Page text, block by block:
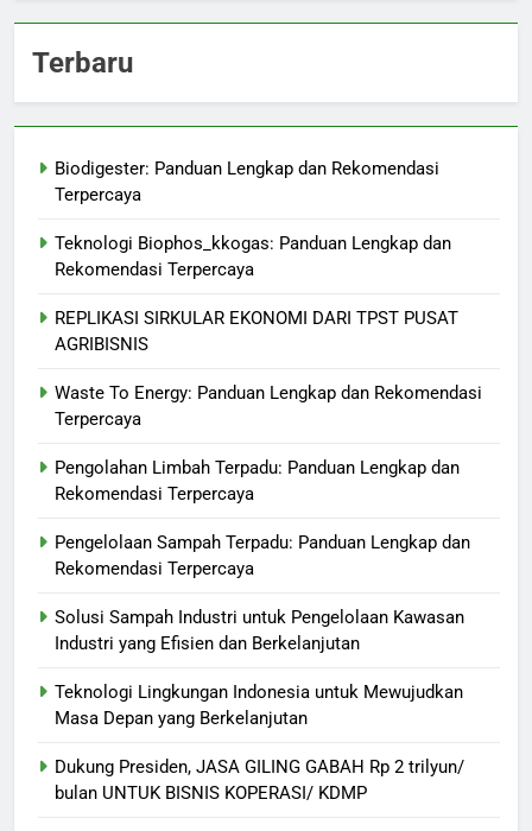
Terbaru
Biodigester: Panduan Lengkap dan Rekomendasi
Terpercaya
Teknologi Biophos_kkogas: Panduan Lengkap dan
Rekomendasi Terpercaya
REPLIKASI SIRKULAR EKONOMI DARI TPST PUSAT
AGRIBISNIS
Waste To Energy: Panduan Lengkap dan Rekomendasi
Terpercaya
Pengolahan Limbah Terpadu: Panduan Lengkap dan
Rekomendasi Terpercaya
Pengelolaan Sampah Terpadu: Panduan Lengkap dan
Rekomendasi Terpercaya
Solusi Sampah Industri untuk Pengelolaan Kawasan
Industri yang Efisien dan Berkelanjutan
Teknologi Lingkungan Indonesia untuk Mewujudkan
Masa Depan yang Berkelanjutan
Dukung Presiden, JASA GILING GABAH Rp 2 trilyun/
bulan UNTUK BISNIS KOPERASI/ KDMP